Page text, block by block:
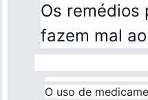
Os remédios
fazem mal
O uso de